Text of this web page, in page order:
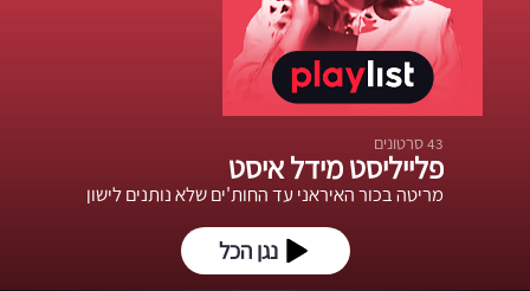
43סרטונים
פלייליסט מידל איסט
מריטה בכור האיראני עד החות'ים שלא נותנים לישון
נגן הכל